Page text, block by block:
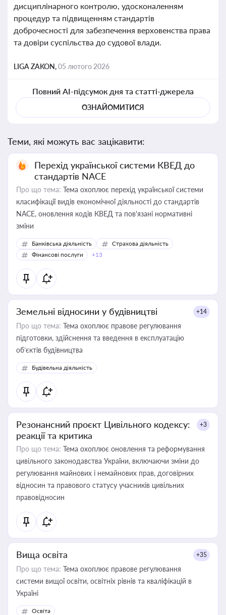
дисциплінарного контролю, удосконаленням
процедур та підвищенням стандартів
доброчесності для забезпечення верховенства права
та довіри суспільства до судової влади.
LIGA ZAKON,05 лютого 2026
Повний AI-підсумок дня та статті-джерела
ОЗНАЙОМИТИСЯ
Теми, які можуть вас зацікавити:
Перехід української системи КВЕД до
стандартів NACE
Про що тема: Тема охоплює перехід української системи
класифікації видів економічної діяльності до стандартів
NACE, оновлення кодів КВЕД та пов'язані нормативні
зміни
Банківська діяльність
Страхова діяльність
Фінансові послуги
+13
Земельні відносини у будівництві +14
Про що тема: Тема охоплює правове регулювання
підготовки, здійснення та введення в експлуатацію
об’єктів будівництва
Будівельна діяльність
Резонансний проєкт Цивільного кодексу:
реакції та критика
+3
Про що тема: Тема охоплює оновлення та реформування
цивільного законодавства України, включаючи зміни до
регулювання майнових і немайнових прав, договірних
відносин та правового статусу учасників цивільних
правовідносин
Вища освіта +35
Про що тема: Тема охоплює правове регулювання
системи вищої освіти, освітніх рівнів та кваліфікацій в
Україні
Освіта